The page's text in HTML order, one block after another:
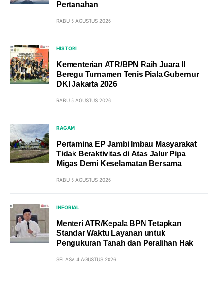
Pertanahan
RABU 5 AGUSTUS 2026
HISTORI
Kementerian ATR/BPN Raih Juara II
Beregu Turnamen Tenis Piala Gubernur
DKI Jakarta 2026
RABU 5 AGUSTUS 2026
RAGAM
Pertamina EP Jambi Imbau Masyarakat
Tidak Beraktivitas di Atas Jalur Pipa
Migas Demi Keselamatan Bersama
RABU 5 AGUSTUS 2026
INFORIAL
Menteri ATR/Kepala BPN Tetapkan
Standar Waktu Layanan untuk
Pengukuran Tanah dan Peralihan Hak
SELASA 4 AGUSTUS 2026